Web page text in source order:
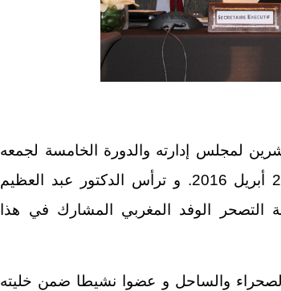
لمجلس إدارته والدورة الخامسة لجمعه
العام بالمغرب في الفترة الممتدة من 25 إلى 27 أبريل 2016. و ترأس الدكتور عبد العظيم
التصحر الوفد المغربي المشارك في هذا
والساحل و عضوا نشيطا ضمن خليته